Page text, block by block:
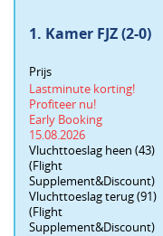
3.856
De prijzen in de tabel
Deze prijzen kunnen
toeslagen.
Klik op de prijs om de
1. Kamer FJZ (2-0)
Prijs
Lastminute korting!
Profiteer nu!
Early Booking
15.08.2026
Vluchttoeslag heen (43)
(Flight
Supplement&Discount)
Vluchttoeslag terug (91)
(Flight
Supplement&Discount)